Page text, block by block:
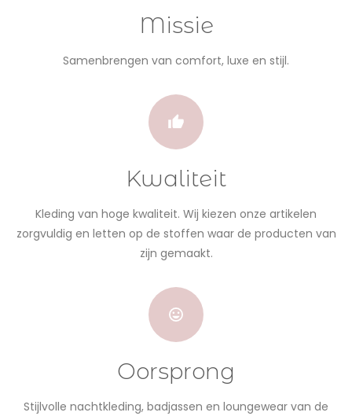
Missie
Samenbrengen van comfort, luxe en stijl.
Kwaliteit
Kleding van hoge kwaliteit. Wij kiezen onze artikelen
zorgvuldig en letten op de stoffen waar de producten van
zijn gemaakt.
Oorsprong
Stijlvolle nachtkleding, badjassen en loungewear van de